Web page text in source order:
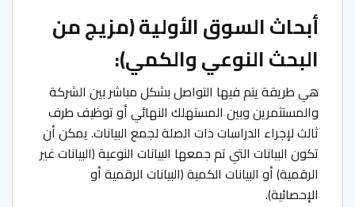
أبحاث السوق الأولية (مزيج من
البحث النوعي والكمي):
هي طريقة يتم فيها التواصل بشكل مباشر بين الشركة
والمستثمرين وبين المستهلك النهائي أو توظيف طرف
ثالث لإجراء الدراسات ذات الصلة لجمع البيانات. يمكن أن
تكون البيانات التي تم جمعها البيانات النوعية (البيانات غير
الرقمية) أو البيانات الكمية (البيانات الرقمية أو
الإحصائية).